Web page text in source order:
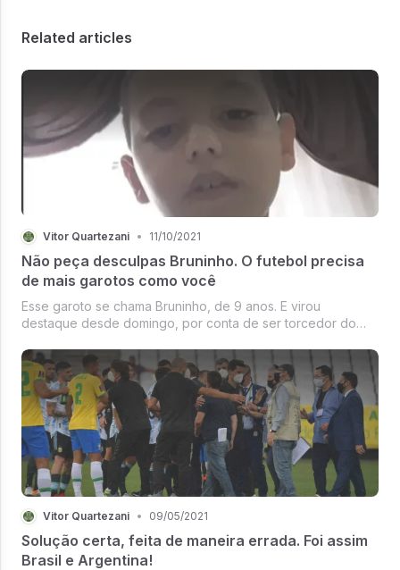
Related articles
Vitor Quartezani • 11/10/2021
Não peça desculpas Bruninho. O futebol precisa
de mais garotos como você
Esse garoto se chama Bruninho, de 9 anos. E virou
destaque desde domingo, por conta de ser torcedor do
camisa do goleiro Jailson, no qual ele admira, e ter sido
confrontado por um bando...
Vitor Quartezani • 09/05/2021
Solução certa, feita de maneira errada. Foi assim
Brasil e Argentina!